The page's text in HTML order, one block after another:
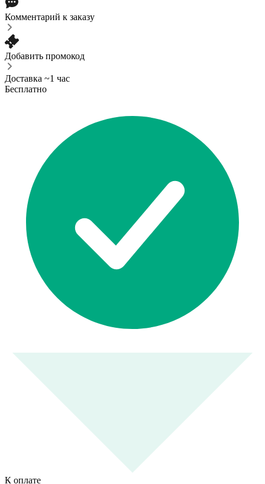
Комментарий к заказу
Добавить промокод
Доставка ~1 час
Бесплатно
К оплате